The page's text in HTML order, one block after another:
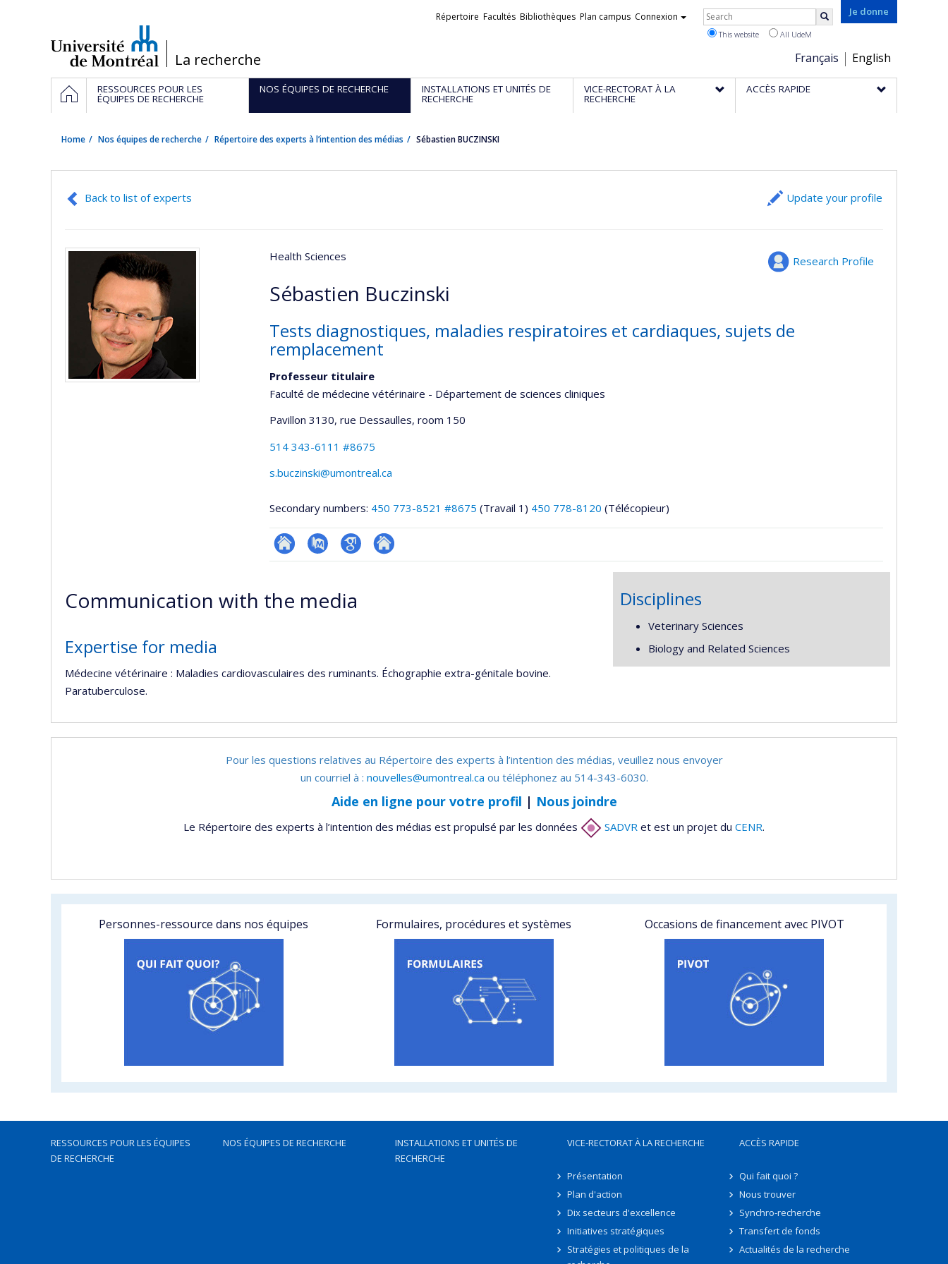
/La recherche
Je donne
Choix
de
la
Français English
Liens
Répertoire Facultés Bibliothèques Plan campus Connexion Rechercher
This website All UdeM
Navigation
principale
HOMERESSOURCES POUR LES
ÉQUIPES DE RECHERCHE
NOS ÉQUIPES DE RECHERCHE INSTALLATIONS ET UNITÉS DE
RECHERCHE
VICE-RECTORAT À LA
RECHERCHE
ACCÈS RAPIDE
Home Nos équipes de recherche Répertoire des experts à l’intention des médias Sébastien BUCZINSKI
Back to list of experts Update your profile
Research Profile
Health Sciences
Sébastien Buczinski
Tests diagnostiques, maladies respiratoires et cardiaques, sujets de
remplacement
Professeur titulaire
Faculté de médecine vétérinaire - Département de sciences cliniques
Pavillon 3130, rue Dessaulles, room 150
514 343-6111 #8675
s.buczinski@umontreal.ca
Secondary numbers: 450 773-8521 #8675 (Travail 1) 450 778-8120 (Télécopieur)
ResearchGate
PubMedGoogleAutre
Communication with the media
Expertise for media
Médecine vétérinaire : Maladies cardiovasculaires des ruminants. Échographie extra-génitale bovine.
Paratuberculose.
Disciplines
Veterinary Sciences
Biology and Related Sciences
Pour les questions relatives au Répertoire des experts à l’intention des médias, veuillez nous envoyer
un courriel à : nouvelles@umontreal.ca ou téléphonez au 514-343-6030.
Aide en ligne pour votre profil | Nous joindre
Le Répertoire des experts à l’intention des médias est propulsé par les données SADVR et est un projet du CENR.
Personnes-ressource dans nos équipes Formulaires, procédures et systèmes Occasions de financement avec PIVOT
RESSOURCES POUR LES ÉQUIPES
DE RECHERCHE
NOS ÉQUIPES DE RECHERCHE
INSTALLATIONS ET UNITÉS DE
RECHERCHE
VICE-RECTORAT À LA RECHERCHE
Présentation
Plan d'action
Dix secteurs d'excellence
Initiatives stratégiques
Stratégies et politiques de la
ACCÈS RAPIDE
Qui fait quoi ?
Nous trouver
Synchro-recherche
Transfert de fonds
Actualités de la recherche